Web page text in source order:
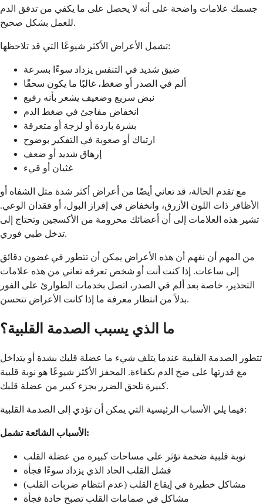
جسمك علامات واضحة على أنه لا يحصل على ما يكفي من تدفق الدم
للعمل بشكل صحيح.
تشمل الأعراض الأكثر شيوعًا التي قد تلاحظها:
ضيق شديد في التنفس يزداد سوءًا بسرعة
ألم في الصدر أو ضغط، غالبًا ما يكون سحقًا
نبض سريع وضعيف يشعر بأنه رفيع
انخفاض مفاجئ في ضغط الدم
بشرة باردة أو لزجة أو متعرقة
ارتباك أو صعوبة في التفكير بوضوح
إرهاق شديد أو ضعف
غثيان أو قيء
مع تقدم الحالة، قد تعاني أيضًا من أعراض أكثر شدة مثل الشفاه أو
الأظافر ذات اللون الأزرق، وانخفاض في إفراز البول، أو فقدان الوعي.
تشير هذه العلامات إلى أن أعضائك محرومة من الأكسجين وتحتاج إلى
تدخل طبي فوري.
من المهم أن نفهم أن هذه الأعراض يمكن أن تتطور في غضون دقائق
إلى ساعات. إذا كنت أنت أو شخص تعرفه تعاني من هذه علامات
التحذير، خاصة بعد ألم في الصدر، اتصل بخدمات الطوارئ على الفور
بدلاً من انتظار معرفة ما إذا كانت الأعراض تتحسن.
ما الذي يسبب الصدمة القلبية؟
تتطور الصدمة القلبية عندما يتلف شيء ما عضلة قلبك بشدة أو يتداخل
مع قدرتها على ضخ الدم بكفاءة. المحفز الأكثر شيوعًا هو نوبة قلبية
كبيرة تلحق الضرر بجزء كبير من عضلة قلبك.
فيما يلي الأسباب الرئيسية التي يمكن أن تؤدي إلى الصدمة القلبية:
الأسباب الشائعة تشمل:
نوبة قلبية ضخمة تؤثر على مساحات كبيرة من عضلة القلب
فشل القلب الحاد الذي يزداد سوءًا فجأة
مشاكل خطيرة في إيقاع القلب (عدم انتظام ضربات القلب)
مشاكل في صمامات القلب تصبح حادة فجأة